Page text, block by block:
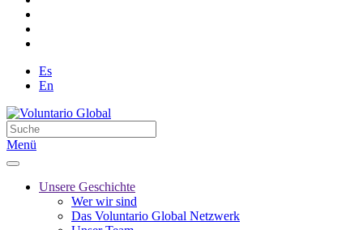
Es
En
Menü
Unsere Geschichte
Wer wir sind
Das Voluntario Global Netzwerk